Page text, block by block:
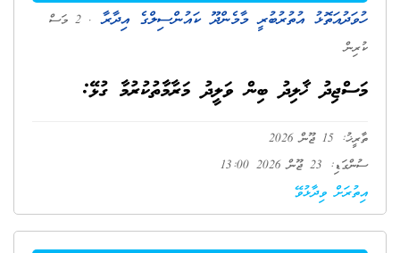
ހުވަދުއަތޮޅު އުތުރުބުރީ މާމެންދޫ ކައުންސިލްގެ އިދާރާ
. 2 މަސް
ކުރިން
މަސްޖިދު ޚާލިދު ބިން ވަލީދު މަރާމާތުކުރުމާ ގުޅޭ:
ތާރީޚު: 15 ޖޫން 2026
ސުންގަޑި: 23 ޖޫން 2026 13:00
އިތުރަށް ވިދާޅުވޭ